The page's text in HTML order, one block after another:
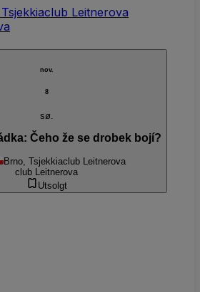
club Leitnerova
nov.
8
sø.
Čeho že se drobek bojí?
Brno, Tsjekkiaclub Leitnerova
club Leitnerova
Utsolgt